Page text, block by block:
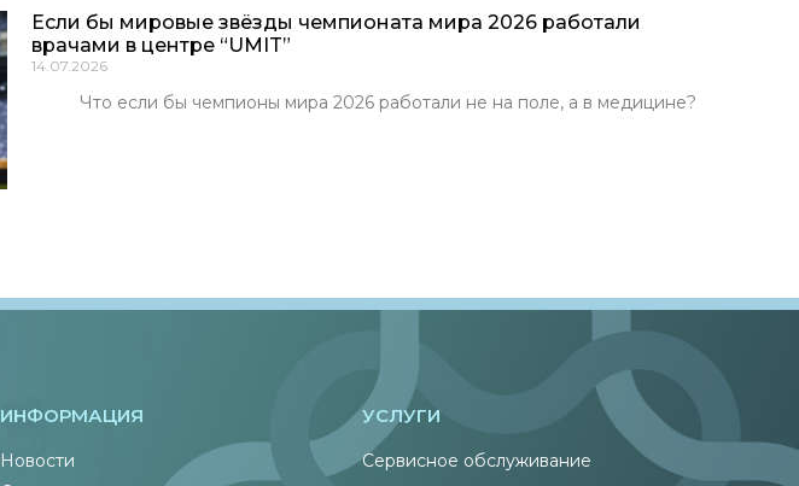
Если бы мировые звёзды чемпионата мира 2026 работали
врачами в центре “UMIT”
14.07.2026
Что если бы чемпионы мира 2026 работали не на поле, а в медицине?
ИНФОРМАЦИЯ
Новости
УСЛУГИ
Сервисное обслуживание